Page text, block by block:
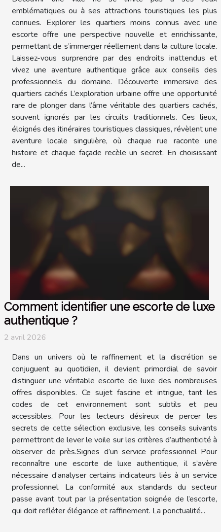
emblématiques ou à ses attractions touristiques les plus
connues. Explorer les quartiers moins connus avec une
escorte offre une perspective nouvelle et enrichissante,
permettant de s’immerger réellement dans la culture locale.
Laissez-vous surprendre par des endroits inattendus et
vivez une aventure authentique grâce aux conseils des
professionnels du domaine. Découverte immersive des
quartiers cachés L’exploration urbaine offre une opportunité
rare de plonger dans l’âme véritable des quartiers cachés,
souvent ignorés par les circuits traditionnels. Ces lieux,
éloignés des itinéraires touristiques classiques, révèlent une
aventure locale singulière, où chaque rue raconte une
histoire et chaque façade recèle un secret. En choisissant
de...
Comment identifier une escorte de luxe
authentique ?
2 avril 2026
Dans un univers où le raffinement et la discrétion se
conjuguent au quotidien, il devient primordial de savoir
distinguer une véritable escorte de luxe des nombreuses
offres disponibles. Ce sujet fascine et intrigue, tant les
codes de cet environnement sont subtils et peu
accessibles. Pour les lecteurs désireux de percer les
secrets de cette sélection exclusive, les conseils suivants
permettront de lever le voile sur les critères d’authenticité à
observer de près.Signes d’un service professionnel Pour
reconnaître une escorte de luxe authentique, il s’avère
nécessaire d’analyser certains indicateurs liés à un service
professionnel. La conformité aux standards du secteur
passe avant tout par la présentation soignée de l’escorte,
qui doit refléter élégance et raffinement. La ponctualité...